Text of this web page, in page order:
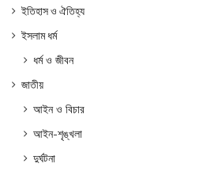
ইতিহাস ও ঐতিহ্য
ইসলাম ধর্ম
ধর্ম ও জীবন
জাতীয়
আইন ও বিচার
আইন-শৃঙ্খলা
দুর্ঘটনা